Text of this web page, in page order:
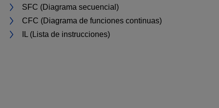
SFC (Diagrama secuencial)
CFC (Diagrama de funciones continuas)
IL (Lista de instrucciones)